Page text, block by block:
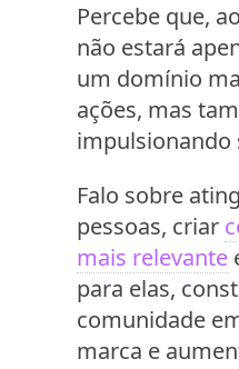
Percebe que,
não estará
um domínio
ações, mas
impulsionando
Falo sobre
pessoas, criar
mais relevante
para elas,
comunidade
marca e